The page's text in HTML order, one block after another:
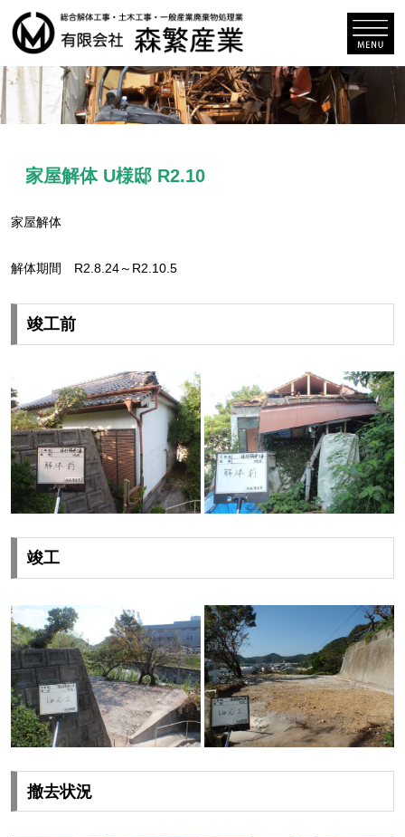
家屋解体 U様邸 R2.10
家屋解体
解体期間 R2.8.24～R2.10.5
竣工前
竣工
撤去状況